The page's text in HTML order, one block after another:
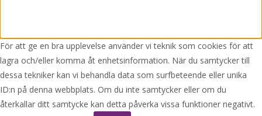
För att ge en bra upplevelse använder vi teknik som cookies för att
lagra och/eller komma åt enhetsinformation. När du samtycker till
dessa tekniker kan vi behandla data som surfbeteende eller unika
ID:n på denna webbplats. Om du inte samtycker eller om du
återkallar ditt samtycke kan detta påverka vissa funktioner negativt.